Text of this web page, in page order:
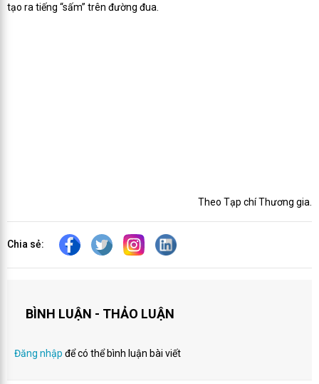
tạo ra tiếng “sấm” trên đường đua.
Theo Tạp chí Thương gia.
Chia sẻ:
BÌNH LUẬN - THẢO LUẬN
Đăng nhập để có thể bình luận bài viết